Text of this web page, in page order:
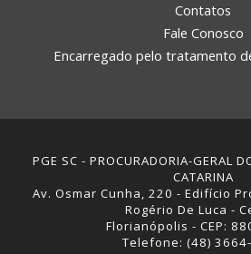
Contatos
Fale Conosco
Encarregado pelo tratamento
PGE SC - PROCURADORIA-GERAL
CATARINA
Av. Osmar Cunha, 220 - Edifício
Rogério De Luca -
Florianópolis - CEP:
Telefone: (48)